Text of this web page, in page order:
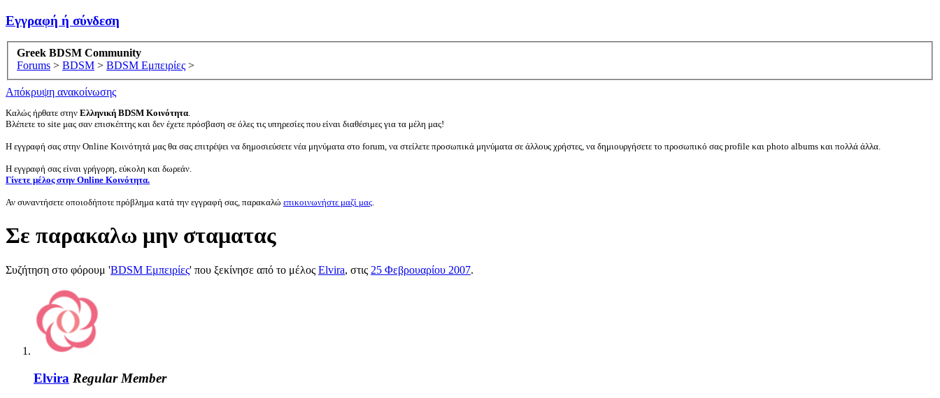
Εγγραφή ή σύνδεση
Greek BDSM Community
Forums > BDSM > BDSM Εμπειρίες >
Απόκρυψη ανακοίνωσης
Καλώς ήρθατε στην Ελληνική BDSM Κοινότητα.
Βλέπετε το site μας σαν επισκέπτης και δεν έχετε πρόσβαση σε όλες τις υπηρεσίες που είναι διαθέσιμες για τα μέλη μας!
Η εγγραφή σας στην Online Κοινότητά μας θα σας επιτρέψει να δημοσιεύσετε νέα μηνύματα στο forum, να στείλετε προσωπικά μηνύματα σε άλλους χρήστες, να δημιουργήσετε το προσωπικό σας profile και photo albums και πολλά άλλα.
Η εγγραφή σας είναι γρήγορη, εύκολη και δωρεάν.
Γίνετε μέλος στην Online Κοινότητα.
Αν συναντήσετε οποιοδήποτε πρόβλημα κατά την εγγραφή σας, παρακαλώ επικοινωνήστε μαζί μας.
Σε παρακαλω μην σταματας
Συζήτηση στο φόρουμ 'BDSM Εμπειρίες' που ξεκίνησε από το μέλος Elvira, στις 25 Φεβρουαρίου 2007.
Elvira Regular Member